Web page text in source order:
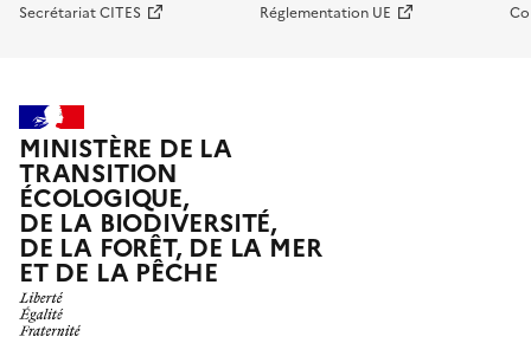
Secrétariat CITES Réglementation UE
MINISTÈRE DE LA
TRANSITION
ÉCOLOGIQUE,
DE LA BIODIVERSITÉ,
DE LA FORÊT, DE LA MER
ET DE LA PÊCHE